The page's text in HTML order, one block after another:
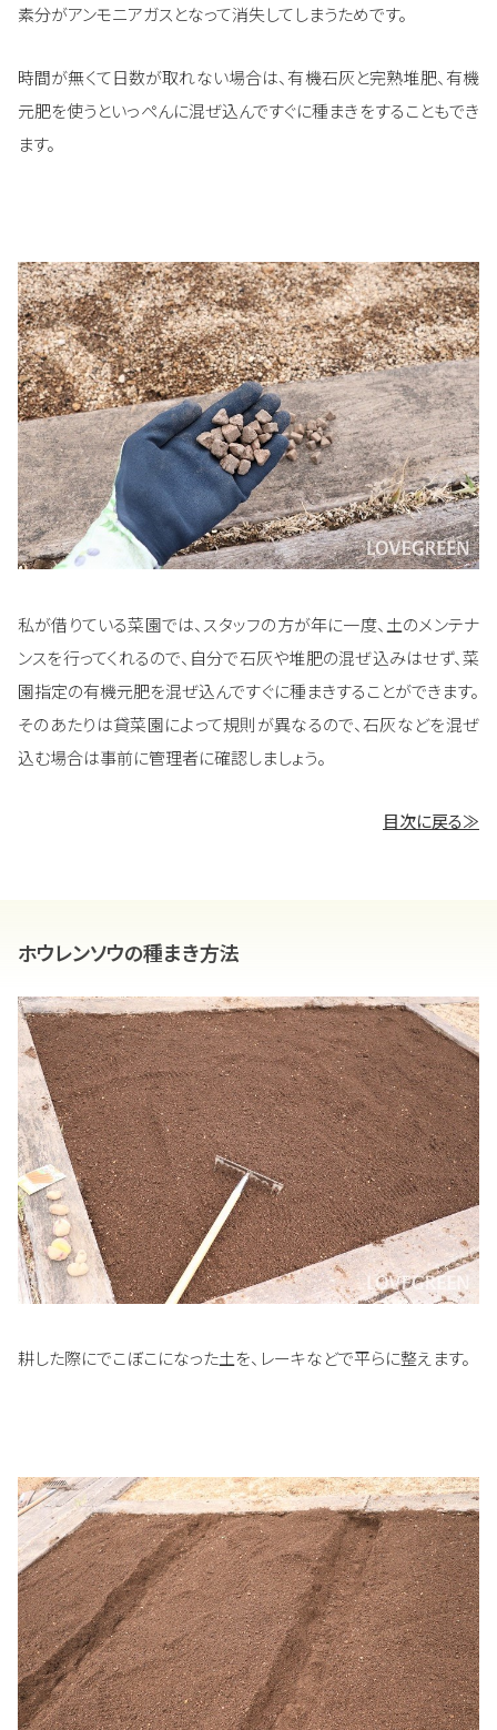
素分がアンモニアガスとなって消失してしまうためです。
時間が無くて日数が取れない場合は、有機石灰と完熟堆肥、有機
元肥を使うといっぺんに混ぜ込んですぐに種まきをすることもでき
ます。
私が借りている菜園では、スタッフの方が年に一度、土のメンテナ
ンスを行ってくれるので、自分で石灰や堆肥の混ぜ込みはせず、菜
園指定の有機元肥を混ぜ込んですぐに種まきすることができます。
そのあたりは貸菜園によって規則が異なるので、石灰などを混ぜ
込む場合は事前に管理者に確認しましょう。
目次に戻る≫
ホウレンソウの種まき方法
耕した際にでこぼこになった土を、レーキなどで平らに整えます。